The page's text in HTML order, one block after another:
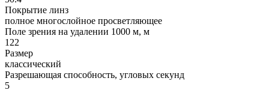
Покрытие линз
полное многослойное просветляющее
Поле зрения на удалении 1000 м, м
122
Размер
классический
Разрешающая способность, угловых секунд
5